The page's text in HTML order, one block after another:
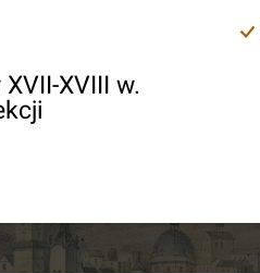
XVIII w.